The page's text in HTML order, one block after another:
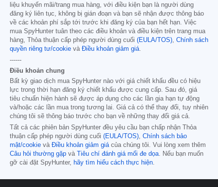
liệu khuyến mãi/trang mua hàng, với điều kiện bạn là người dùng
đăng ký liên tục, không bị gián đoạn và bạn sẽ nhận được thông báo
về các khoản phí sắp tới trước khi đăng ký của bạn hết hạn. Việc
mua SpyHunter tuân theo các điều khoản và điều kiện trên trang mua
hàng, Thỏa thuận cấp phép người dùng cuối (EULA/TOS), Chính sách
quyền riêng tư/cookie và Điều khoản giảm giá.
------
Điều khoản chung
Bất kỳ giao dịch mua SpyHunter nào với giá chiết khấu đều có hiệu
lực trong thời hạn đăng ký chiết khấu được cung cấp. Sau đó, giá
tiêu chuẩn hiện hành sẽ được áp dụng cho các lần gia hạn tự động
và/hoặc các lần mua trong tương lai. Giá cả có thể thay đổi, tuy nhiên
chúng tôi sẽ thông báo trước cho bạn về những thay đổi giá cả.
Tất cả các phiên bản SpyHunter đều yêu cầu bạn chấp nhận Thỏa
thuận cấp phép người dùng cuối (EULA/TOS), Chính sách bảo
mật/cookie và Điều khoản giảm giácủa chúng tôi. Vui lòng xem thêm
Câu hỏi thường gặp và Tiêu chí đánh giá mối đe dọa. Nếu bạn muốn
gỡ cài đặt SpyHunter, hãy tìm hiểu cách thực hiện.